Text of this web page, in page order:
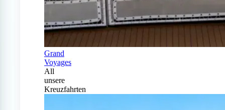
Grand
Voyages
All
unsere
Kreuzfahrten